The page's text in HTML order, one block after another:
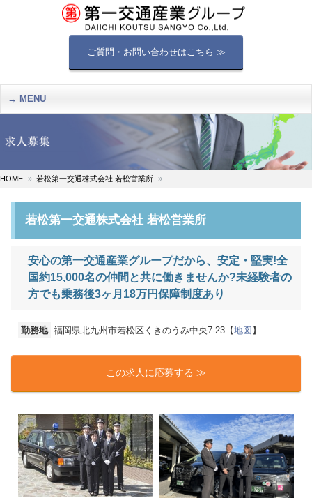
ご質問・お問い合わせはこちら ≫
MENU
HOME 若松第一交通株式会社 若松営業所
若松第一交通株式会社 若松営業所
安心の第一交通産業グループだから、安定・堅実!全
国約15,000名の仲間と共に働きませんか?未経験者の
方でも乗務後3ヶ月18万円保障制度あり
勤務地 福岡県北九州市若松区くきのうみ中央7-23【地図】
この求人に応募する ≫